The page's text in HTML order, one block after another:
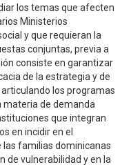
los temas que afecten
Ministerios
y que requieran la
conjuntas, previa a
consiste en garantizar
de la estrategia y de
articulando los programas
materia de demanda
que integran
en incidir en el
las familias dominicanas
de vulnerabilidad y en la